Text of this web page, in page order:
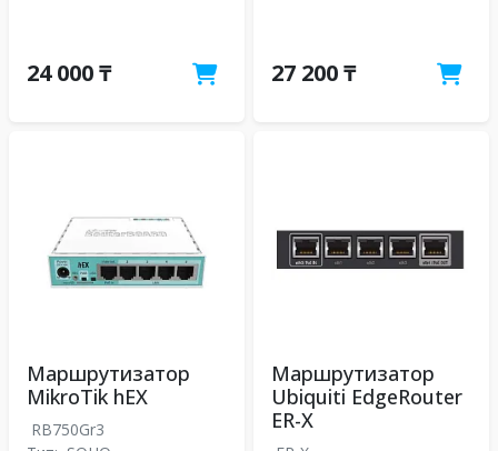
24 000 ₸ 27 200 ₸
Маршрутизатор
MikroTik hEX
RB750Gr3
Маршрутизатор
Ubiquiti EdgeRouter
ER-X